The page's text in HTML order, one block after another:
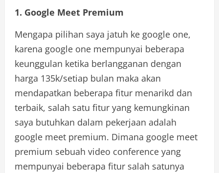
1. Google Meet Premium
Mengapa pilihan saya jatuh ke google one,
karena google one mempunyai beberapa
keunggulan ketika berlangganan dengan
harga 135k/setiap bulan maka akan
mendapatkan beberapa fitur menarikd dan
terbaik, salah satu fitur yang kemungkinan
saya butuhkan dalam pekerjaan adalah
google meet premium. Dimana google meet
premium sebuah video conference yang
mempunyai beberapa fitur salah satunya